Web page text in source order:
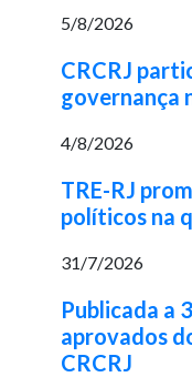
5/8/2026
CRCRJ
governança
4/8/2026
TRE-RJ
políticos na
31/7/2026
Publicada a
aprovados
CRCRJ